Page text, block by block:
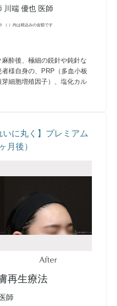
川端 優也 医師
（ ）内は税込みの金額です
酔後、極細の鋭針や鈍針な
様自身の、PRP（多血小板
細胞増殖因子）、塩化カル
いに丸く】プレミアム
月後）
After
再生療法
師